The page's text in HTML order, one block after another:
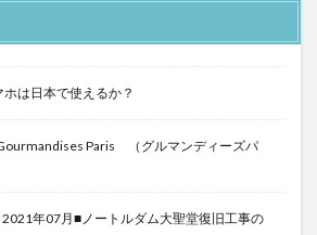
は日本で使えるか？
Paris （グルマンディーズパ
年07月■ノートルダム大聖堂復旧工事の